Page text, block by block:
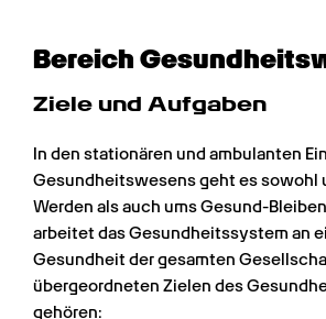
Bereich
Ziele und Aufgaben
In den stationären und ambulanten
Gesundheitswesens geht es sowohl
Werden als auch ums Gesund-
arbeitet das Gesundheitssystem an
Gesundheit der gesamten
übergeordneten Zielen des
gehören: